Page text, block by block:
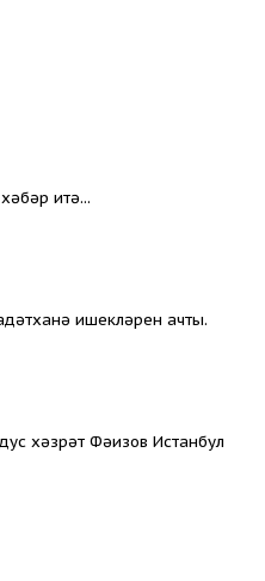
итә...
ишекләрен ачты.
хәзрәт Фәизов Истанбул